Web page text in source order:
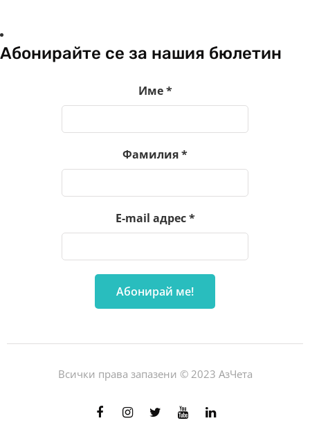
Абонирайте се за нашия бюлетин
Име*
Фамилия*
E-mail адрес*
Всички права запазени © 2023 АзЧета